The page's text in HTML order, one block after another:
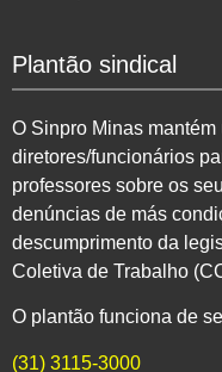
Plantão sindical
O Sinpro Minas
diretores/funcionários
professores sobre os
denúncias de más
descumprimento da
Coletiva de Trabalho
O plantão funciona de
(31) 3115-3000